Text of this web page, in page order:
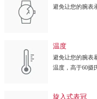
避免让您的腕表
温度
避免让您的腕表
温度，高于60摄
旋入式表冠